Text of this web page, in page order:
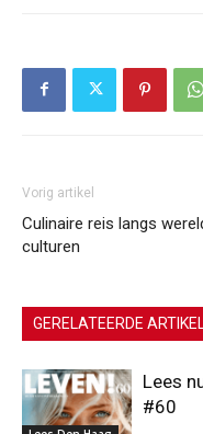
Vorig artikel
Culinaire reis langs
culturen
GERELATEERDE
Lees
#60